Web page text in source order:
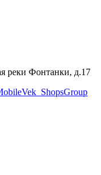
реки Фонтанки, д.17